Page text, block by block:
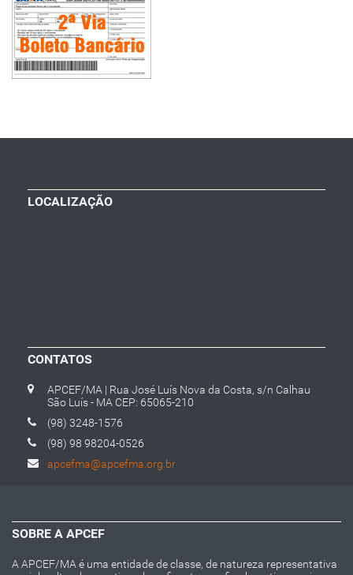
LOCALIZAÇÃO
CONTATOS
APCEF/MA | Rua José Luís Nova da Costa, s/n Calhau
São Luís - MA CEP: 65065-210
(98) 3248-1576
(98) 98 98204-0526
apcefma@apcefma.org.br
SOBRE A APCEF
A APCEF/MA é uma entidade de classe, de natureza representativa